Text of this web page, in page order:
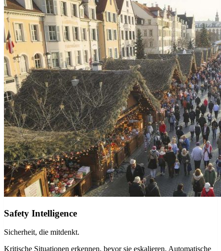
Safety Intelligence
Sicherheit, die mitdenkt.
Kritische Situationen erkennen, bevor sie eskalieren. Automatische